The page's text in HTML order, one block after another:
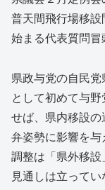
普天間飛行場移
始まる代表質問冒
県政与党の自民
として初めて与
せば、県内移設
弁姿勢に影響を
調整は「県外移
見通しは立ってい